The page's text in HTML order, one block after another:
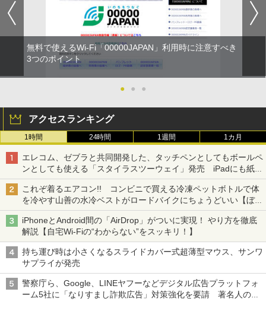
無料で使えるWi-Fi「00000JAPAN」利用時に注意すべき
3つのポイント
● ● ●
アクセスランキング
1時間 24時間 1週間 1カ月
エレコム、ゼブラと共同開発した、タッチペンとしてもボールペ
ンとしても使える「スタイラスツーウェイ」発売 iPadにも紙に
も、持ち替えずに書き込める
これぞ着るエアコン!! コンビニで買える冷凍ペットボトルで体
を冷やす山善の水冷ベストがロードバイクにちょうどいい【ぼっ
ち・ざ・ろーど！その14】【空いた時間でなにしてる？】
iPhoneとAndroid間の「AirDrop」がついに実現！ やり方を徹底
解説【自宅Wi-Fiの“わからない”をスッキリ！】
持ち運び時は小さくなるスライドカバー式超薄型マウス、サンワ
サプライが発売
警察庁ら、Google、LINEヤフーなどデジタル広告プラットフォ
ーム5社に「なりすまし詐欺広告」対策強化を要請 著名人の写